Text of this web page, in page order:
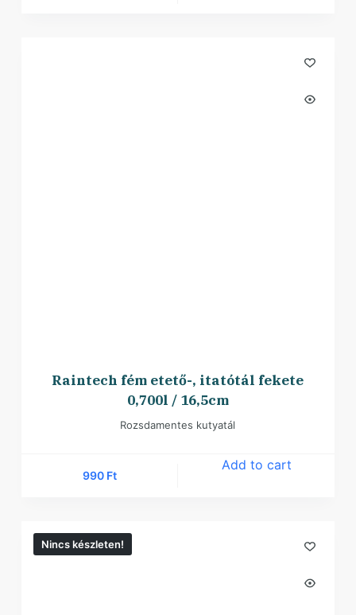
Raintech fém etető-, itatótál fekete
0,700l / 16,5cm
Rozsdamentes kutyatál
990 Ft
Add to cart
Nincs készleten!